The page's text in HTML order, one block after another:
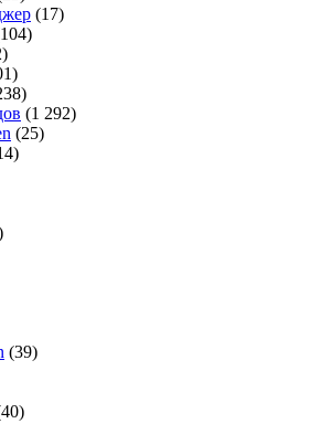
(17)
(1 292)
(25)
(39)